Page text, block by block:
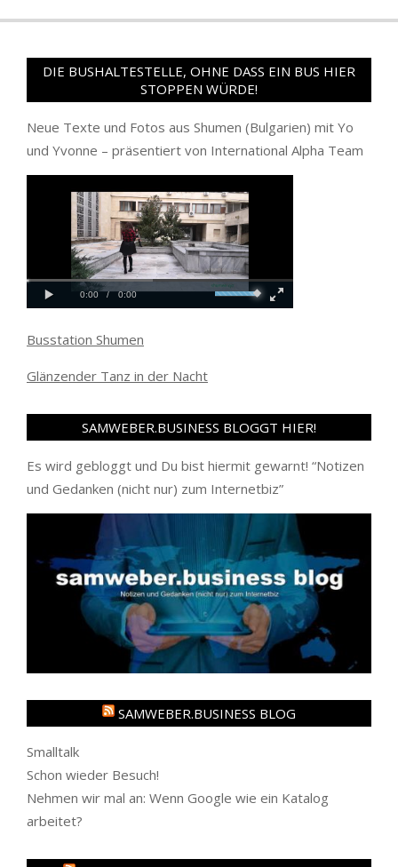
DIE BUSHALTESTELLE, OHNE DASS EIN BUS HIER
STOPPEN WÜRDE!
Neue Texte und Fotos aus Shumen (Bulgarien) mit Yo
und Yvonne – präsentiert von International Alpha Team
Busstation Shumen
Glänzender Tanz in der Nacht
SAMWEBER.BUSINESS BLOGGT HIER!
Es wird gebloggt und Du bist hiermit gewarnt! “Notizen
und Gedanken (nicht nur) zum Internetbiz”
SAMWEBER.BUSINESS BLOG
Smalltalk
Schon wieder Besuch!
Nehmen wir mal an: Wenn Google wie ein Katalog
arbeitet?